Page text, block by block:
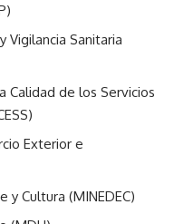
Vigilancia Sanitaria
Calidad de los Servicios
Exterior e
y Cultura (MINEDEC)